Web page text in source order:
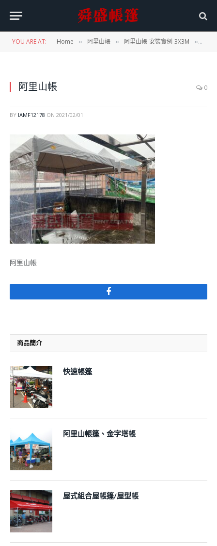
YOU ARE AT: Home » 阿里山帳 » 阿里山帳-安裝實例-3X3M »
阿里山帳 0
BY IAMF12178 ON 2021/02/01
阿里山帳
Facebook
商品簡介
快速帳篷
阿里山帳篷、金字塔帳
屋式組合屋帳篷/屋型帳